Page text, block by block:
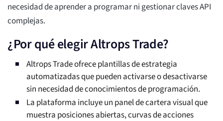
necesidad de aprender a programar ni gestionar claves API
complejas.
¿Por qué elegir Altrops Trade?
Altrops Trade ofrece plantillas de estrategia
automatizadas que pueden activarse o desactivarse
sin necesidad de conocimientos de programación.
La plataforma incluye un panel de cartera visual que
muestra posiciones abiertas, curvas de acciones